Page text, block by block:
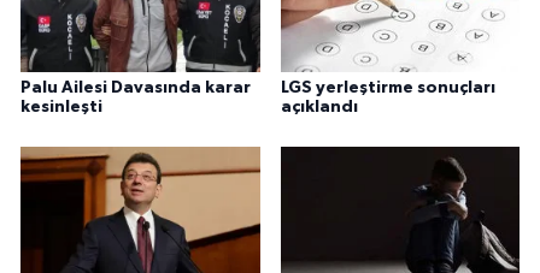
Palu Ailesi Davasında karar
kesinleşti
LGS yerleştirme sonuçları
açıklandı